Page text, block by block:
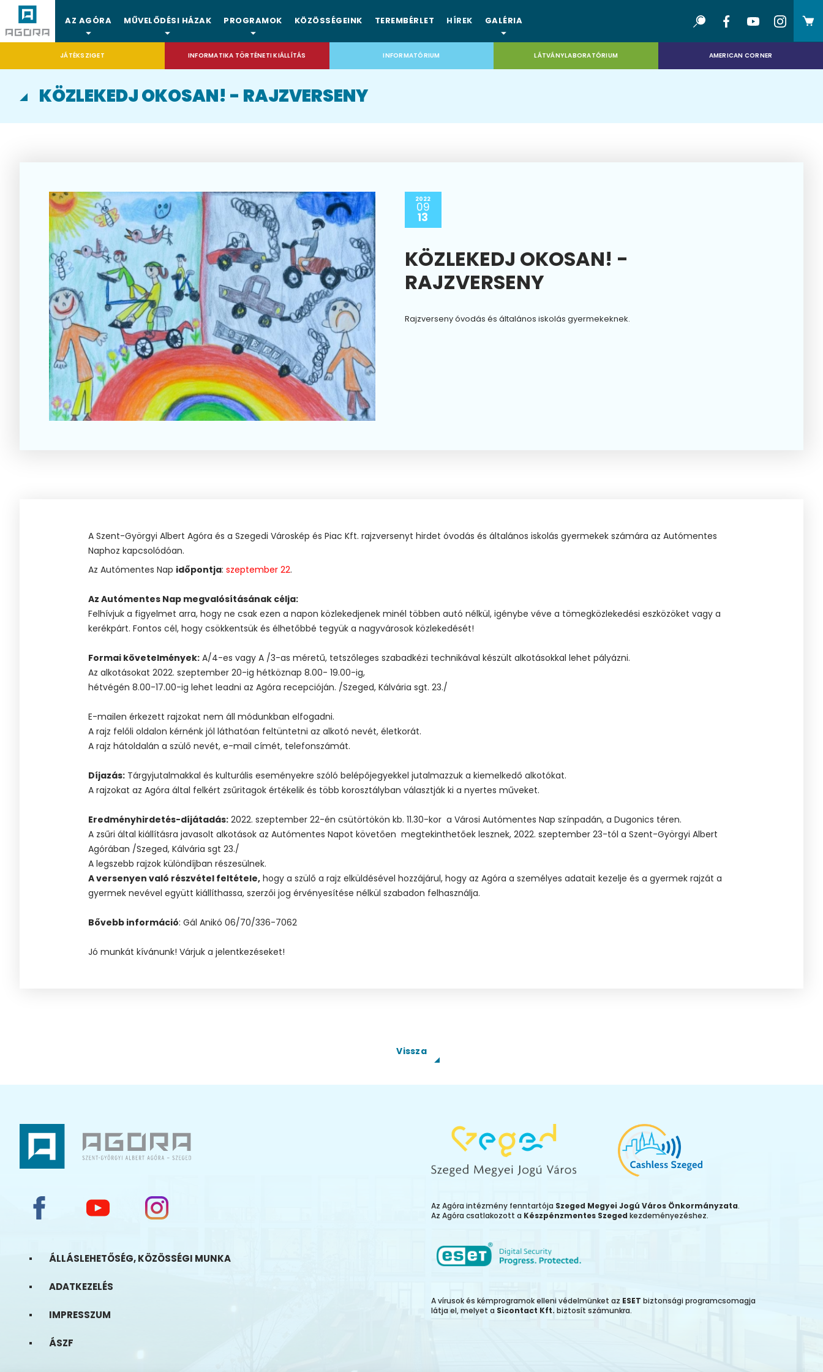
AZ AGÓRA MŰVELŐDÉSI HÁZAK PROGRAMOK KÖZÖSSÉGEINK TEREMBÉRLET HÍREK GALÉRIA
JÁTÉKSZIGET INFORMATIKA TÖRTÉNETI KIÁLLÍTÁS INFORMATÓRIUM LÁTVÁNYLABORATÓRIUM AMERICAN CORNER
KÖZLEKEDJ OKOSAN! - RAJZVERSENY
2022
09
13
KÖZLEKEDJ OKOSAN! -
RAJZVERSENY
Rajzverseny óvodás és általános iskolás gyermekeknek.
A Szent-Györgyi Albert Agóra és a Szegedi Városkép és Piac Kft. rajzversenyt hirdet óvodás és általános iskolás gyermekek számára az Autómentes
Naphoz kapcsolódóan.
Az Autómentes Nap időpontja: szeptember 22.
Az Autómentes Nap megvalósításának célja:
Felhívjuk a figyelmet arra, hogy ne csak ezen a napon közlekedjenek minél többen autó nélkül, igénybe véve a tömegközlekedési eszközöket vagy a
kerékpárt. Fontos cél, hogy csökkentsük és élhetőbbé tegyük a nagyvárosok közlekedését!
Formai követelmények: A/4-es vagy A /3-as méretű, tetszőleges szabadkézi technikával készült alkotásokkal lehet pályázni.
Az alkotásokat 2022. szeptember 20-ig hétköznap 8.00- 19.00-ig,
hétvégén 8.00-17.00-ig lehet leadni az Agóra recepcióján. /Szeged, Kálvária sgt. 23./
E-mailen érkezett rajzokat nem áll módunkban elfogadni.
A rajz felőli oldalon kérnénk jól láthatóan feltüntetni az alkotó nevét, életkorát.
A rajz hátoldalán a szülő nevét, e-mail címét, telefonszámát.
Díjazás: Tárgyjutalmakkal és kulturális eseményekre szóló belépőjegyekkel jutalmazzuk a kiemelkedő alkotókat.
A rajzokat az Agóra által felkért zsűritagok értékelik és több korosztályban választják ki a nyertes műveket.
Eredményhirdetés-díjátadás: 2022. szeptember 22-én csütörtökön kb. 11.30-kor a Városi Autómentes Nap színpadán, a Dugonics téren.
A zsűri által kiállításra javasolt alkotások az Autómentes Napot követően megtekinthetőek lesznek, 2022. szeptember 23-tól a Szent-Györgyi Albert
Agórában /Szeged, Kálvária sgt 23./
A legszebb rajzok különdíjban részesülnek.
A versenyen való részvétel feltétele, hogy a szülő a rajz elküldésével hozzájárul, hogy az Agóra a személyes adatait kezelje és a gyermek rajzát a
gyermek nevével együtt kiállíthassa, szerzői jog érvényesítése nélkül szabadon felhasználja.
Bővebb információ: Gál Anikó 06/70/336-7062
Jó munkát kívánunk! Várjuk a jelentkezéseket!
Vissza
ÁLLÁSLEHETŐSÉG, KÖZÖSSÉGI MUNKA
ADATKEZELÉS
IMPRESSZUM
ÁSZF
Az Agóra intézmény fenntartója Szeged Megyei Jogú Város Önkormányzata.
Az Agóra csatlakozott a Készpénzmentes Szeged kezdeményezéshez.
A vírusok és kémprogramok elleni védelmünket az ESET biztonsági programcsomagja
látja el, melyet a Sicontact Kft. biztosít számunkra.